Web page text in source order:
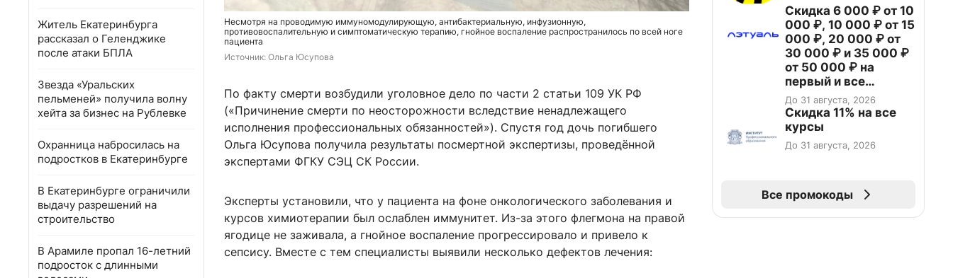
Житель Екатеринбурга
рассказал о Геленджике
после атаки БПЛА
Звезда «Уральских
пельменей» получила волну
хейта за бизнес на Рублевке
Охранница набросилась на
подростков в Екатеринбурге
В Екатеринбурге ограничили
выдачу разрешений на
строительство
В Арамиле пропал 16-летний
подросток с длинными
Несмотря на проводимую иммуномодулирующую, антибактериальную, инфузионную,
противовоспалительную и симптоматическую терапию, гнойное воспаление распространилось по всей ноге
пациента
Источник: Ольга Юсупова
По факту смерти возбудили уголовное дело по части 2 статьи 109 УК РФ
(«Причинение смерти по неосторожности вследствие ненадлежащего
исполнения профессиональных обязанностей»). Спустя год дочь погибшего
Ольга Юсупова получила результаты посмертной экспертизы, проведённой
экспертами ФГКУ СЭЦ СК России.
Эксперты установили, что у пациента на фоне онкологического заболевания и
курсов химиотерапии был ослаблен иммунитет. Из-за этого флегмона на правой
ягодице не заживала, а гнойное воспаление прогрессировало и привело к
сепсису. Вместе с тем специалисты выявили несколько дефектов лечения:
Скидка 6 000 ₽ от 10
000 ₽, 10 000 ₽ от 15
000 ₽, 20 000 ₽ от
30 000 ₽ и 35 000 ₽
от 50 000 ₽ на
первый и все
повторные заказы по
промокоду НАБЕРИ
До 31 августа, 2026
Скидка 11% на все
курсы
До 31 августа, 2026
Все промокоды